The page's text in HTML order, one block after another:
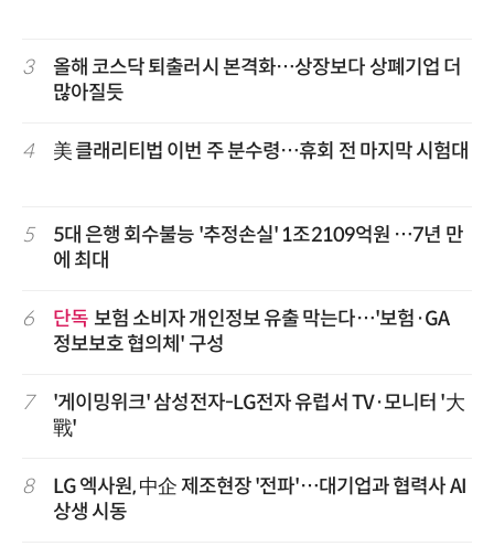
3
올해 코스닥 퇴출러시 본격화…상장보다 상폐기업 더
많아질듯
4 美 클래리티법 이번 주 분수령…휴회 전 마지막 시험대
5
5대 은행 회수불능 '추정손실' 1조2109억원 …7년 만
에 최대
6 단독 보험 소비자 개인정보 유출 막는다…'보험·GA
정보보호 협의체' 구성
7
'게이밍위크' 삼성전자-LG전자 유럽서 TV·모니터 '大
戰'
8
LG 엑사원, 中企 제조현장 '전파'…대기업과 협력사 AI
상생 시동